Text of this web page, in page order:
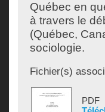
Québec en
à travers le
(Québec,
sociologie.
Fichier(s)
PDF